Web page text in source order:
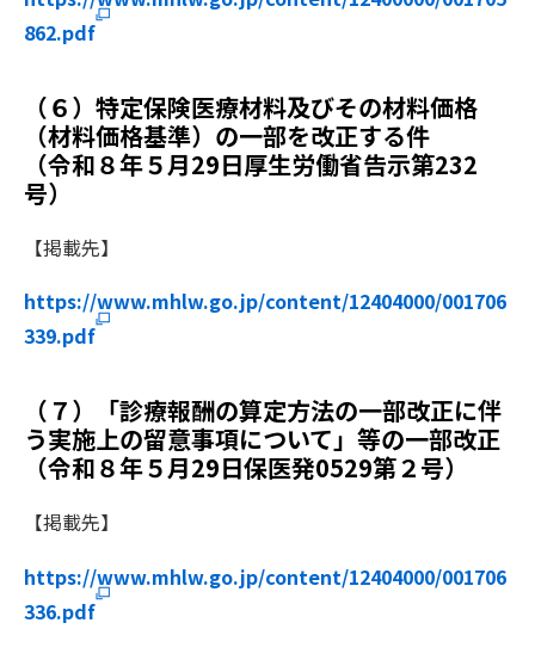
862.pdf
（６）特定保険医療材料及びその材料価格
（材料価格基準）の一部を改正する件
（令和８年５月29日厚生労働省告示第232
号）
【掲載先】
https://www.mhlw.go.jp/content/12404000/001706
339.pdf
（７）「診療報酬の算定方法の一部改正に伴
う実施上の留意事項について」等の一部改正
（令和８年５月29日保医発0529第２号）
【掲載先】
https://www.mhlw.go.jp/content/12404000/001706
336.pdf